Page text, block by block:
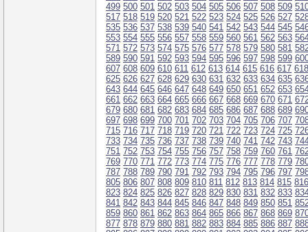
499 500 501 502 503 504 505 506 507 508 509
517 518 519 520 521 522 523 524 525 526 527
535 536 537 538 539 540 541 542 543 544 545
553 554 555 556 557 558 559 560 561 562 563
571 572 573 574 575 576 577 578 579 580 581
589 590 591 592 593 594 595 596 597 598 599
607 608 609 610 611 612 613 614 615 616 617 618
625 626 627 628 629 630 631 632 633 634 635
643 644 645 646 647 648 649 650 651 652 653
661 662 663 664 665 666 667 668 669 670 671
679 680 681 682 683 684 685 686 687 688 689
697 698 699 700 701 702 703 704 705 706 707
715 716 717 718 719 720 721 722 723 724 725
733 734 735 736 737 738 739 740 741 742 743
751 752 753 754 755 756 757 758 759 760 761
769 770 771 772 773 774 775 776 777 778 779
787 788 789 790 791 792 793 794 795 796 797
805 806 807 808 809 810 811 812 813 814 815 816
823 824 825 826 827 828 829 830 831 832 833
841 842 843 844 845 846 847 848 849 850 851
859 860 861 862 863 864 865 866 867 868 869
877 878 879 880 881 882 883 884 885 886 887